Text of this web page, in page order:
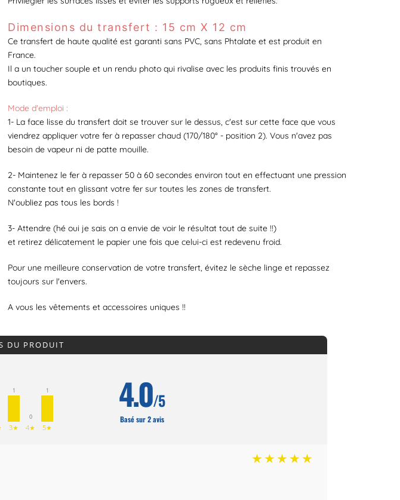
Dimensions du transfert : 15 cm X 12 cm
Ce transfert de haute qualité est garanti sans PVC, sans Phtalate et est produit en
France.
Il a un toucher souple et un rendu photo qui rivalise avec les produits finis trouvés en
boutiques.
Mode d'emploi :
1- La face lisse du transfert doit se trouver sur le dessus, c'est sur cette face que vous
viendrez appliquer votre fer à repasser chaud (170/180° - position 2). Vous n'avez pas
besoin de vapeur ni de patte mouille.
2- Maintenez le fer à repasser 50 à 60 secondes environ tout en effectuant une pression
constante tout en glissant votre fer sur toutes les zones de transfert.
N'oubliez pas tous les bords !
3- Attendre (hé oui je sais on a envie de voir le résultat tout de suite !!)
et retirez délicatement le papier une fois que celui-ci est redevenu froid.
Pour une meilleure conservation de votre transfert, évitez le sèche linge et repassez
toujours sur l'envers.
A vous les vêtements et accessoires uniques !!
DU PRODUIT
1
3★
0
4★
1
5★
4.0/5
Basé sur 2 avis